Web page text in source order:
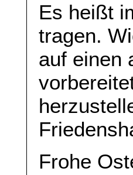
Es heißt
tragen.
auf einen
Frohe